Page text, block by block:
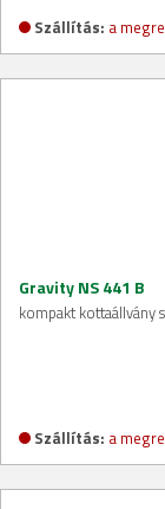
Szállítás: a
Gravity NS 441 B
kompakt kottaállvány
Szállítás: a